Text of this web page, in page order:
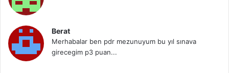
Berat
Merhabalar ben pdr mezunuyum bu yıl sınava
girecegim p3 puan...